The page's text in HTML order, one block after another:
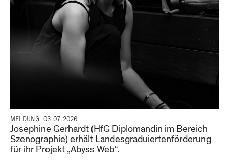
MELDUNG 03.07.2026
Josephine Gerhardt (HfG Diplomandin im Bereich
Szenographie) erhält Landesgraduiertenförderung
für ihr Projekt „Abyss Web“.